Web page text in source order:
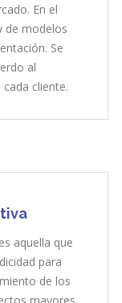
En el
de modelos
Se
al
cliente.
aquella que
para
de los
mayores.